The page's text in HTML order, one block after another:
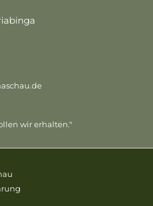
wir erhalten."